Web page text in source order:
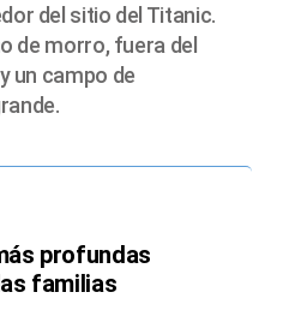
del sitio del Titanic.
de morro, fuera del
un campo de
profundas
familias